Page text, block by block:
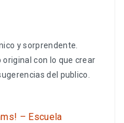
y sorprendente.
con lo que crear
del publico.
– Escuela